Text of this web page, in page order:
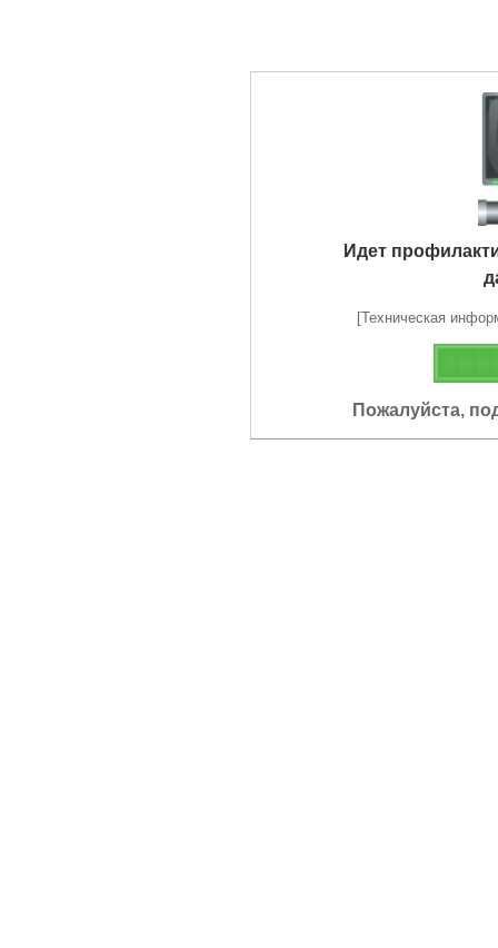
Идет
[Техническая
Пожалуйста,